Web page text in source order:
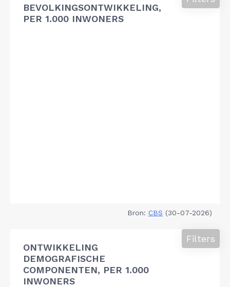
BEVOLKINGSONTWIKKELING,
PER 1.000 INWONERS
Bron: CBS (30-07-2026)
ONTWIKKELING
DEMOGRAFISCHE
COMPONENTEN, PER 1.000
INWONERS
Filters